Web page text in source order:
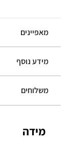
מאפיינים
מידע נוסף
משלוחים
מידה